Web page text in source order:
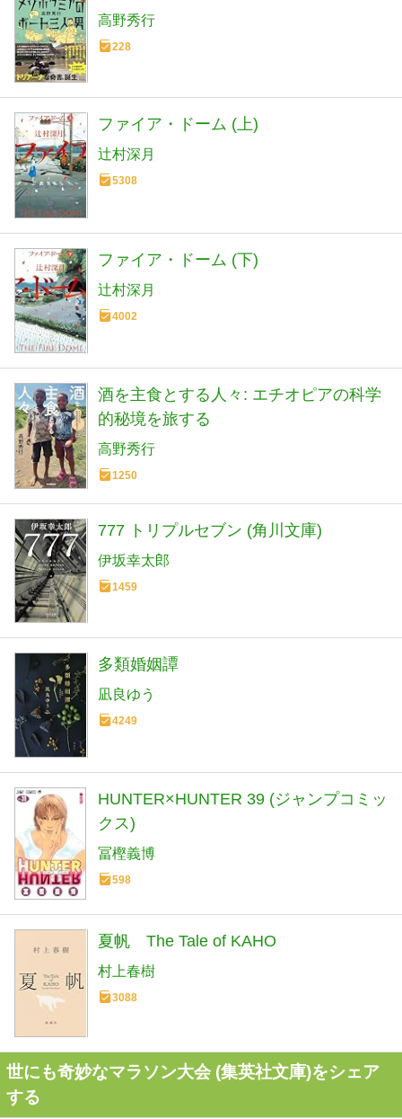
高野秀行
228
ファイア・ドーム (上)
辻村深月
5308
ファイア・ドーム (下)
辻村深月
4002
酒を主食とする人々: エチオピアの科学
的秘境を旅する
高野秀行
1250
777 トリプルセブン (角川文庫)
伊坂幸太郎
1459
多類婚姻譚
凪良ゆう
4249
HUNTER×HUNTER 39 (ジャンプコミッ
クス)
冨樫義博
598
夏帆 The Tale of KAHO
村上春樹
3088
世にも奇妙なマラソン大会 (集英社文庫)をシェア
する